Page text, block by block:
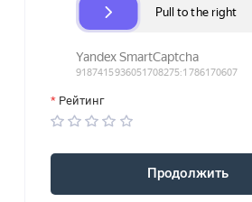
Рейтинг
Продолжить